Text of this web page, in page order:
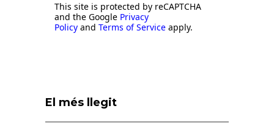
This site is protected by reCAPTCHA
and the Google Privacy
Policy and Terms of Service apply.
El més llegit